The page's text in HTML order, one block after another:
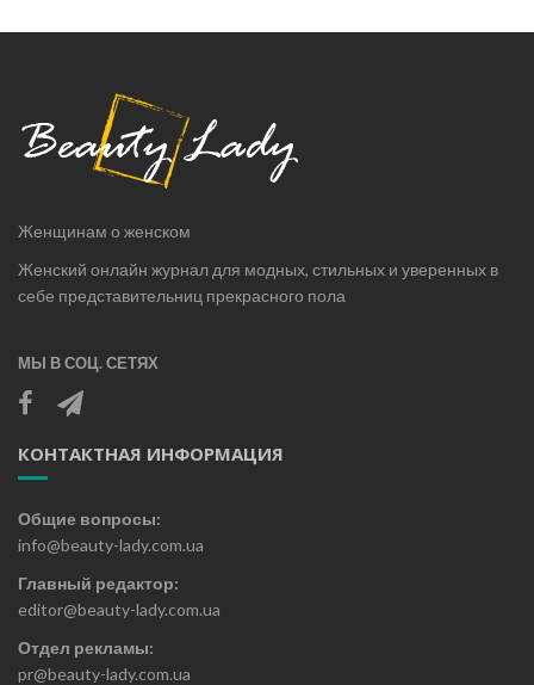
Женщинам о женском
Женский онлайн журнал для модных, стильных и уверенных в
себе представительниц прекрасного пола
МЫ В СОЦ. СЕТЯХ
КОНТАКТНАЯ ИНФОРМАЦИЯ
Общие вопросы:
info@beauty-lady.com.ua
Главный редактор:
editor@beauty-lady.com.ua
Отдел рекламы:
pr@beauty-lady.com.ua